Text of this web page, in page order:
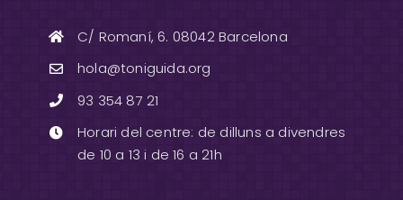
C/ Romaní, 6. 08042 Barcelona
hola@toniguida.org
93 354 87 21
Horari del centre: de dilluns a divendres
de 10 a 13 i de 16 a 21h